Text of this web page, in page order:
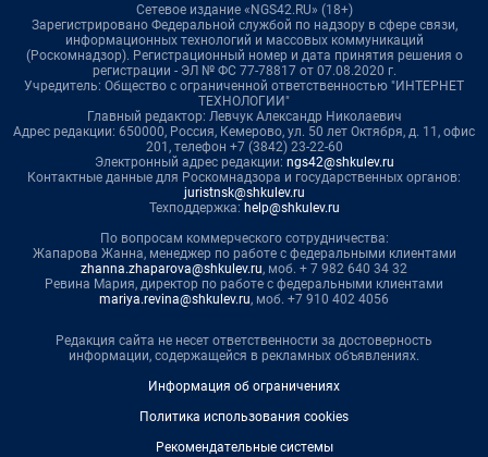
Сетевое издание «NGS42.RU» (18+)
Зарегистрировано Федеральной службой по надзору в сфере связи,
информационных технологий и массовых коммуникаций
(Роскомнадзор). Регистрационный номер и дата принятия решения о
регистрации - ЭЛ № ФС 77-78817 от 07.08.2020 г.
Учредитель: Общество с ограниченной ответственностью "ИНТЕРНЕТ
ТЕХНОЛОГИИ"
Главный редактор: Левчук Александр Николаевич
Адрес редакции: 650000, Россия, Кемерово, ул. 50 лет Октября, д. 11, офис
201, телефон +7 (3842) 23-22-60
Электронный адрес редакции: ngs42@shkulev.ru
Контактные данные для Роскомнадзора и государственных органов:
juristnsk@shkulev.ru
Техподдержка: help@shkulev.ru
По вопросам коммерческого сотрудничества:
Жапарова Жанна, менеджер по работе с федеральными клиентами
zhanna.zhaparova@shkulev.ru, моб. + 7 982 640 34 32
Ревина Мария, директор по работе с федеральными клиентами
mariya.revina@shkulev.ru, моб. +7 910 402 4056
Редакция сайта не несет ответственности за достоверность
информации, содержащейся в рекламных объявлениях.
Информация об ограничениях
Политика использования cookies
Рекомендательные системы